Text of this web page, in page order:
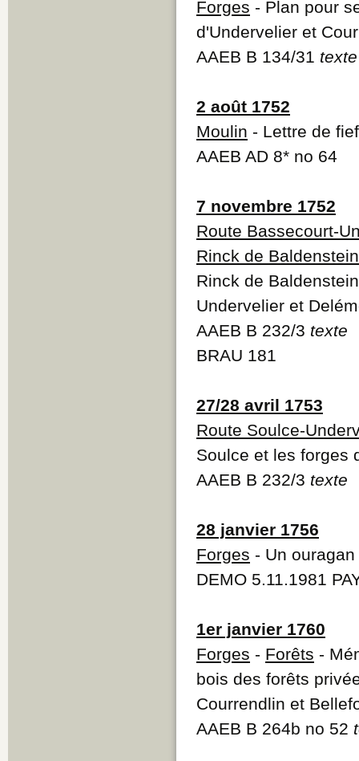
Forges - Plan pour
d'Undervelier et
AAEB B 134/31 texte
2 août 1752
Moulin - Lettre de fief
AAEB AD 8* no 64
7 novembre 1752
Route Bassecourt-
Rinck de Baldenstein
Rinck de
Undervelier et
AAEB B 232/3 texte
BRAU 181
27/28 avril 1753
Route Soulce-
Soulce et les forges
AAEB B 232/3 texte
28 janvier 1756
Forges - Un
DEMO 5.11.1981
1er janvier 1760
Forges - Forêts -
bois des forêts
Courrendlin et
AAEB B 264b no 52